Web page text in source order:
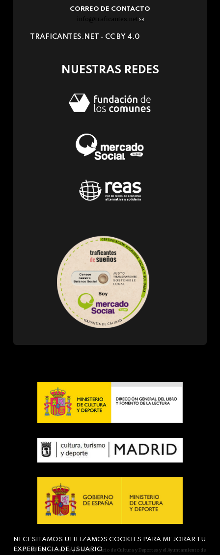
CORREO DE CONTACTO
info@traficantes.net (link
e-
TRAFICANTES.NET - CC BY 4.0
NUESTRAS REDES
Actividad subvencionada por el Ministerio de Cultura y Deportes y el Ayuntamiento de
NECESITAMOS UTILIZAMOS COOKIES PARA MEJORAR TU
EXPERIENCIA DE USUARIO